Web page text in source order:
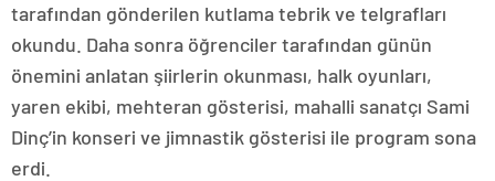
tarafından gönderilen kutlama tebrik ve telgrafları
okundu. Daha sonra öğrenciler tarafından günün
önemini anlatan şiirlerin okunması, halk oyunları,
yaren ekibi, mehteran gösterisi, mahalli sanatçı Sami
Dinç’in konseri ve jimnastik gösterisi ile program sona
erdi.